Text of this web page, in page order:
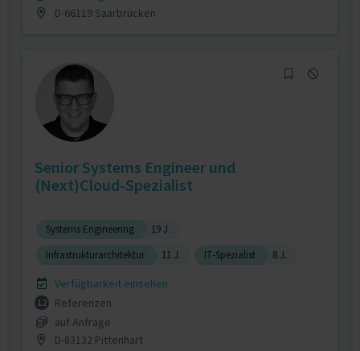
D-66119 Saarbrücken
Senior Systems Engineer und
(Next)Cloud-Spezialist
Systems Engineering
19 J.
Infrastrukturarchitektur
11 J. IT-Spezialist 8 J.
Verfügbarkeit einsehen
12
Referenzen
auf Anfrage
D-83132 Pittenhart